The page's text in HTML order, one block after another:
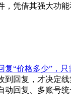
凭借其强大功
“价格多少”，只
到回复，才决定
回复、多账号